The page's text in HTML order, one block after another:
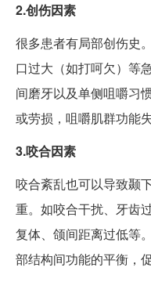
2.创伤因素
很多患者有局部创伤史
口过大（如打呵欠）等
间磨牙以及单侧咀嚼习
或劳损，咀嚼肌群功能失
3.咬合因素
咬合紊乱也可以导致颞
重。如咬合干扰、牙齿
复体、颌间距离过低等
部结构间功能的平衡，